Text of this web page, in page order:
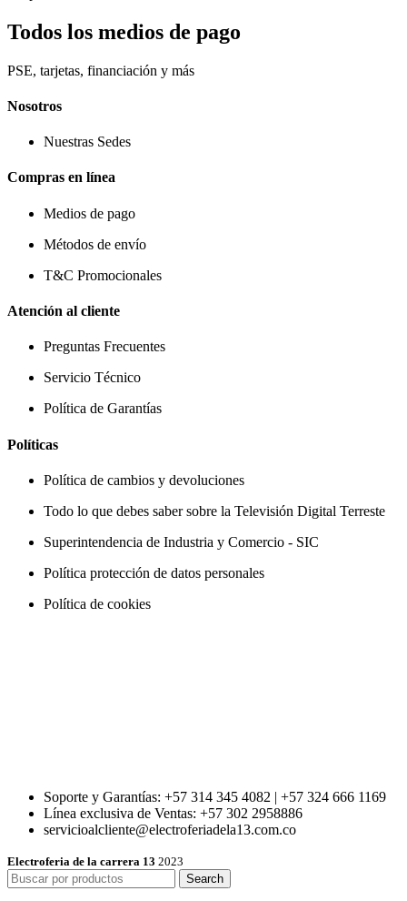
Todos los medios de pago
PSE, tarjetas, financiación y más
Nosotros
Nuestras Sedes
Compras en línea
Medios de pago
Métodos de envío
T&C Promocionales
Atención al cliente
Preguntas Frecuentes
Servicio Técnico
Política de Garantías
Políticas
Política de cambios y devoluciones
Todo lo que debes saber sobre la Televisión Digital Terreste
Superintendencia de Industria y Comercio - SIC
Política protección de datos personales
Política de cookies
Soporte y Garantías: +57 314 345 4082 | +57 324 666 1169
Línea exclusiva de Ventas: +57 302 2958886
servicioalcliente@electroferiadela13.com.co
Electroferia de la carrera 13 2023
Search